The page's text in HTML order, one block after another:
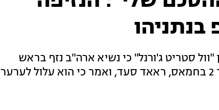
סטריט ג'ורנל" כי נשיא ארה"ב נזף בראש
הממשלה נתניהו בעקבות חיסול מספר 2 בחמאס, ראאד סעד, ואמר כי הוא עלול לערער